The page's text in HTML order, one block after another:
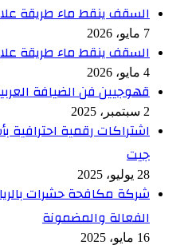
السقف ينقط ماء طريقة
7 مايو، 2026
السقف ينقط ماء طريقة
4 مايو، 2026
قهوجيين فن الضيافة
2 سبتمبر، 2025
اشتراكات رقمية احترافية
جيت
28 يوليو، 2025
شركة مكافحة حشرات
الفعالة والمضمونة
16 مايو، 2025